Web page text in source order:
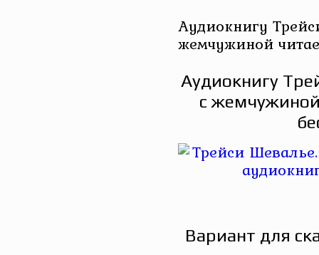
Аудиокнигу
жемчужиной
Аудиокнигу
с
Вариант для